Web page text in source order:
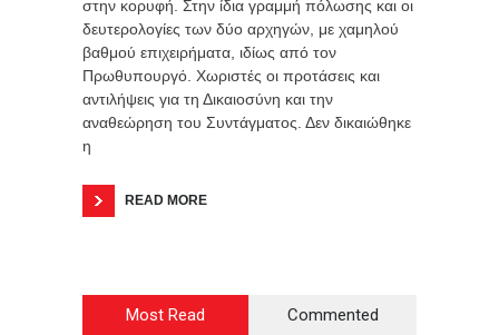
στην κορυφή. Στην ίδια γραμμή πόλωσης και οι
δευτερολογίες των δύο αρχηγών, με χαμηλού
βαθμού επιχειρήματα, ιδίως από τον
Πρωθυπουργό. Χωριστές οι προτάσεις και
αντιλήψεις για τη Δικαιοσύνη και την
αναθεώρηση του Συντάγματος. Δεν δικαιώθηκε
η
READ MORE
Most Read Commented